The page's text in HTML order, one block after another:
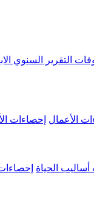
التقرير السنوي
الأعمال إحصاءات
الحياة